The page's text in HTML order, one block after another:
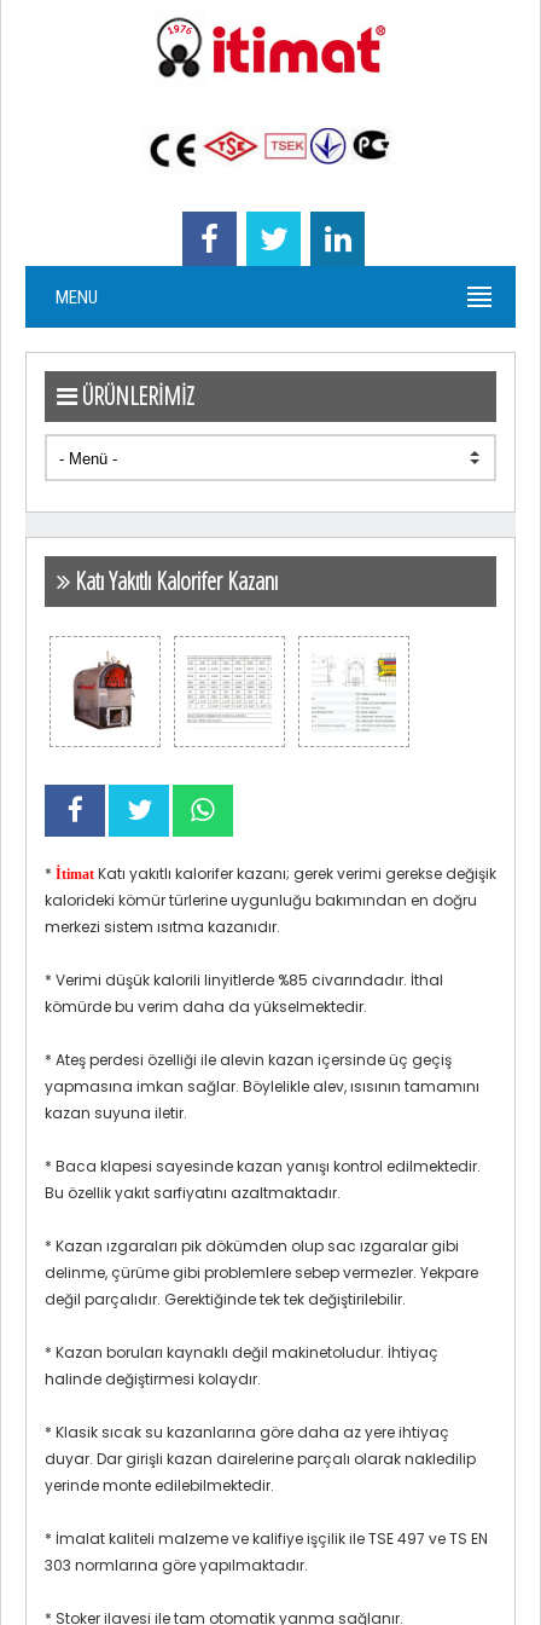
MENU
ÜRÜNLERİMİZ
Katı Yakıtlı Kalorifer Kazanı
* İtimat Katı yakıtlı kalorifer kazanı; gerek verimi gerekse değişik
kalorideki kömür türlerine uygunluğu bakımından en doğru
merkezi sistem ısıtma kazanıdır.
* Verimi düşük kalorili linyitlerde %85 civarındadır. İthal
kömürde bu verim daha da yükselmektedir.
* Ateş perdesi özelliği ile alevin kazan içersinde üç geçiş
yapmasına imkan sağlar. Böylelikle alev, ısısının tamamını
kazan suyuna iletir.
* Baca klapesi sayesinde kazan yanışı kontrol edilmektedir.
Bu özellik yakıt sarfiyatını azaltmaktadır.
* Kazan ızgaraları pik dökümden olup sac ızgaralar gibi
delinme, çürüme gibi problemlere sebep vermezler. Yekpare
değil parçalıdır. Gerektiğinde tek tek değiştirilebilir.
* Kazan boruları kaynaklı değil makinetoludur. İhtiyaç
halinde değiştirmesi kolaydır.
* Klasik sıcak su kazanlarına göre daha az yere ihtiyaç
duyar. Dar girişli kazan dairelerine parçalı olarak nakledilip
yerinde monte edilebilmektedir.
* İmalat kaliteli malzeme ve kalifiye işçilik ile TSE 497 ve TS EN
303 normlarına göre yapılmaktadır.
* Stoker ilavesi ile tam otomatik yanma sağlanır.